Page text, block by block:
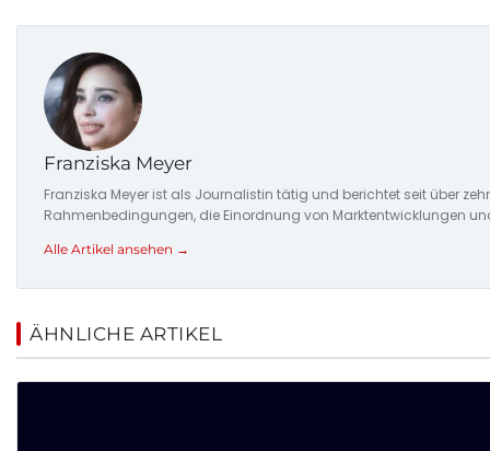
Franziska Meyer
Franziska Meyer ist als Journalistin tätig und berichtet seit über
Rahmenbedingungen, die Einordnung von Marktentwicklungen
Alle Artikel ansehen →
ÄHNLICHE ARTIKEL